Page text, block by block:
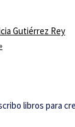
Gutiérrez Rey
libros